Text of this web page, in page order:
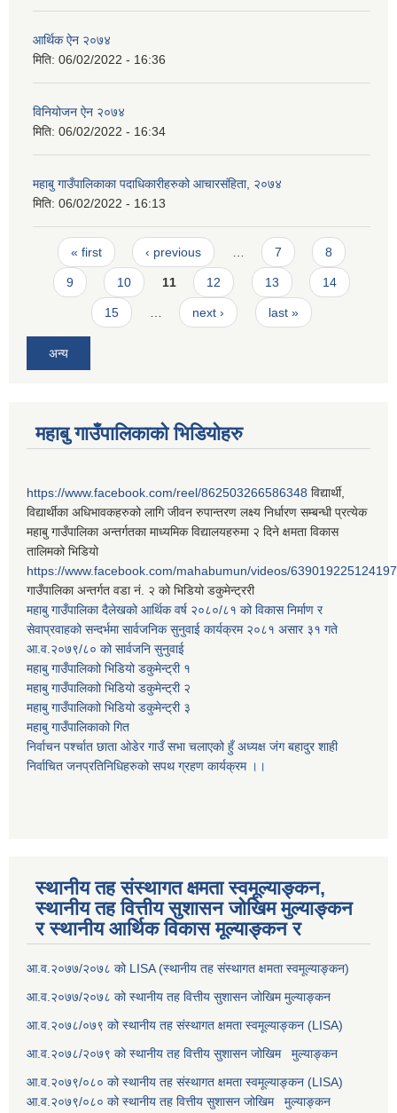
आर्थिक ऐन २०७४
मिति: 06/02/2022 - 16:36
विनियोजन ऐन २०७४
मिति: 06/02/2022 - 16:34
महाबु गाउँपालिकाका पदाधिकारीहरुको आचारसंहिता, २०७४
मिति: 06/02/2022 - 16:13
Pages
« first ‹ previous 7 8
9 10 11 12 13 14
15 next › last »
अन्य
महाबु गाउँपालिकाको भिडियोहरु
https://www.facebook.com/reel/862503266586348 विद्यार्थी,
विद्यार्थीका अधिभावकहरुको लागि जीवन रुपान्तरण लक्ष्य निर्धारण सम्बन्धी प्रत्येक
महाबु गाउँपालिका अन्तर्गतका माध्यमिक विद्यालयहरुमा २ दिने क्षमता विकास
तालिमको भिडियो
https://www.facebook.com/mahabumun/videos/639019225124197
गाउँपालिका अन्तर्गत वडा नं. २ को भिडियो डकुमेन्ट्ररी
महाबु गाउँपालिका दैलेखको आर्थिक वर्ष २०८०/८१ को विकास निर्माण र
सेवाप्रवाहको सन्दर्भमा सार्वजनिक सुनुवाई कार्यक्रम २०८१ असार ३१ गते
आ.व.२०७९/८० को सार्वजनि सुनुवाई
महाबु गाउँपालिकाो भिडियो डकुमेन्ट्री १
महाबु गाउँपालिकाो भिडियो डकुमेन्ट्री २
महाबु गाउँपालिकाो भिडियो डकुमेन्ट्री ३
महाबु गाउँपालिकाको गित
निर्वाचन पर्श्चात छाता ओडेर गाउँ सभा चलाएको हुँ अध्यक्ष जंग बहादुर शाही
निर्वाचित जनप्रतिनिधिहरुको सपथ ग्रहण कार्यक्रम ।।
स्थानीय तह संस्थागत क्षमता स्वमूल्याङ्कन,
स्थानीय तह वित्तीय सुशासन जोखिम मुल्याङ्कन
र स्थानीय आर्थिक विकास मूल्याङ्कन र
आ.व.२०७७/२०७८ को LISA (स्थानीय तह संस्थागत क्षमता स्वमूल्याङ्कन)
आ.व.२०७७/२०७८ को स्थानीय तह वित्तीय सुशासन जोखिम मुल्याङ्कन
आ.व.२०७८/०७९ को स्थानीय तह संस्थागत क्षमता स्वमूल्याङ्कन (LISA)
आ.व.२०७८/२०७९ को स्थानीय तह वित्तीय सुशासन जोखिम मुल्याङ्कन
आ.व.२०७९/०८० को स्थानीय तह संस्थागत क्षमता स्वमूल्याङ्कन (LISA)
आ.व.२०७९/०८० को स्थानीय तह वित्तीय सुशासन जोखिम मुल्याङ्कन